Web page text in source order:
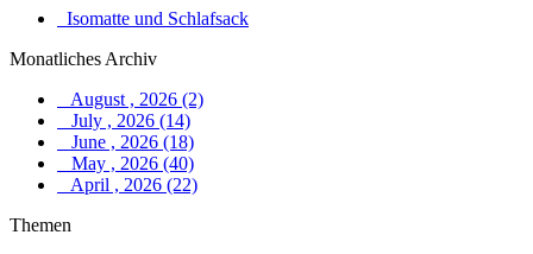
Isomatte und Schlafsack
Monatliches Archiv
August , 2026 (2)
July , 2026 (14)
June , 2026 (18)
May , 2026 (40)
April , 2026 (22)
Themen